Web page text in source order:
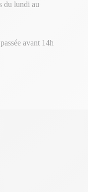
du lundi au
avant 14h